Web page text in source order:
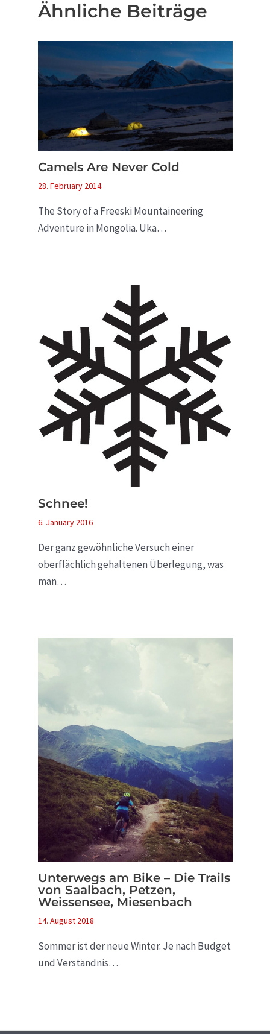
Ähnliche Beiträge
Camels Are Never Cold
28. February 2014
The Story of a Freeski Mountaineering
Adventure in Mongolia. Uka…
Schnee!
6. January 2016
Der ganz gewöhnliche Versuch einer
oberflächlich gehaltenen Überlegung, was
man…
Unterwegs am Bike – Die Trails
von Saalbach, Petzen,
Weissensee, Miesenbach
14. August 2018
Sommer ist der neue Winter. Je nach Budget
und Verständnis…